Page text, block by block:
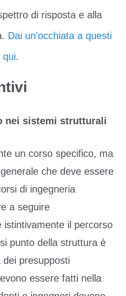
di risposta e alla
Dai un'occhiata a questi
qui.
nei sistemi strutturali
un corso specifico, ma
che deve essere
di ingegneria
a seguire
istintivamente il percorso
punto della struttura è
presupposti
essere fatti nella